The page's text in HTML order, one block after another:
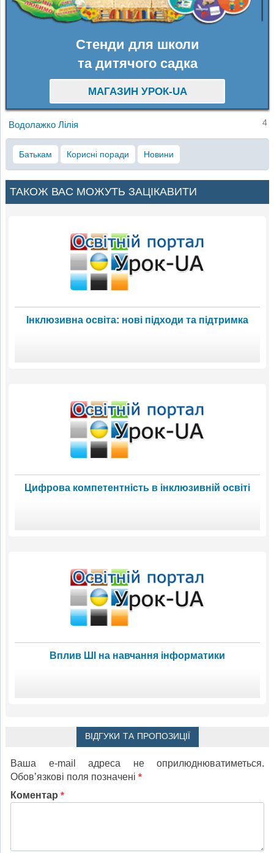
Стенди для школи
та дитячого садка
МАГАЗИН УРОК-UA
Водолажко Лілія 4
Батькам Корисні поради Новини
ТАКОЖ ВАС МОЖУТЬ ЗАЦІКАВИТИ
Інклюзивна освіта: нові підходи та підтримка
Цифрова компетентність в інклюзивній освіті
Вплив ШІ на навчання інформатики
ВІДГУКИ ТА ПРОПОЗИЦІЇ
Ваша e-mail адреса не оприлюднюватиметься.
Обов’язкові поля позначені *
Коментар *